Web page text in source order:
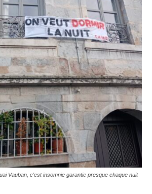
Vauban, c'est insomnie garantie presque chaque nuit